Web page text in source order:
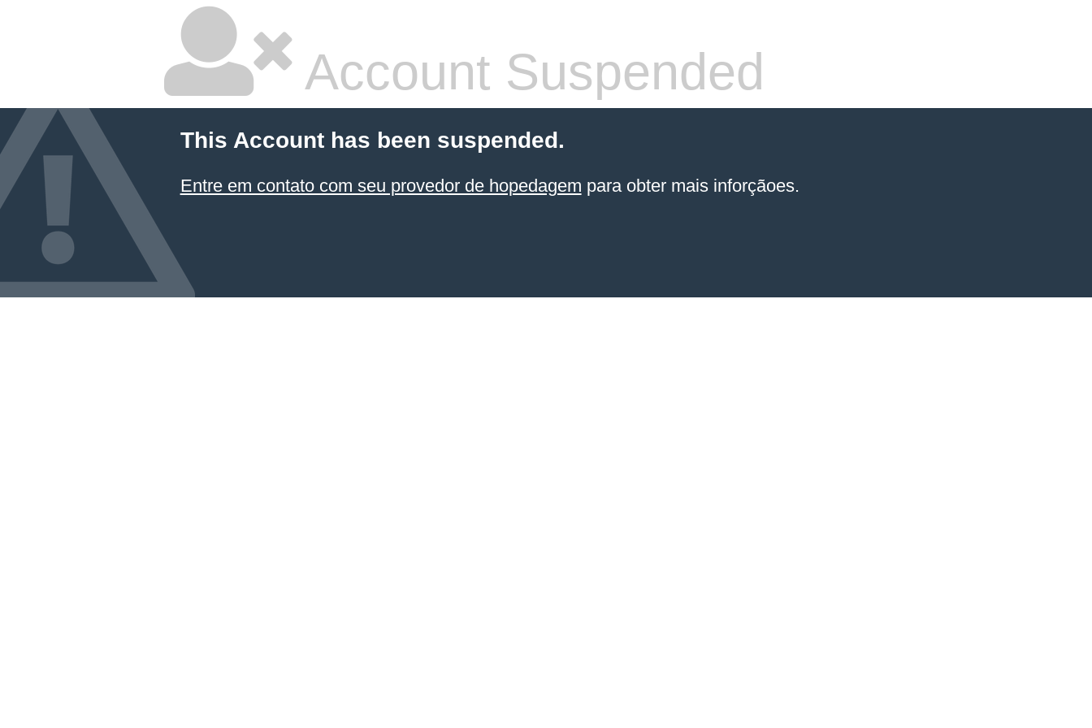
Account Suspended
This Account has been suspended.
Entre em contato com seu provedor de hopedagem para obter mais inforçãoes.